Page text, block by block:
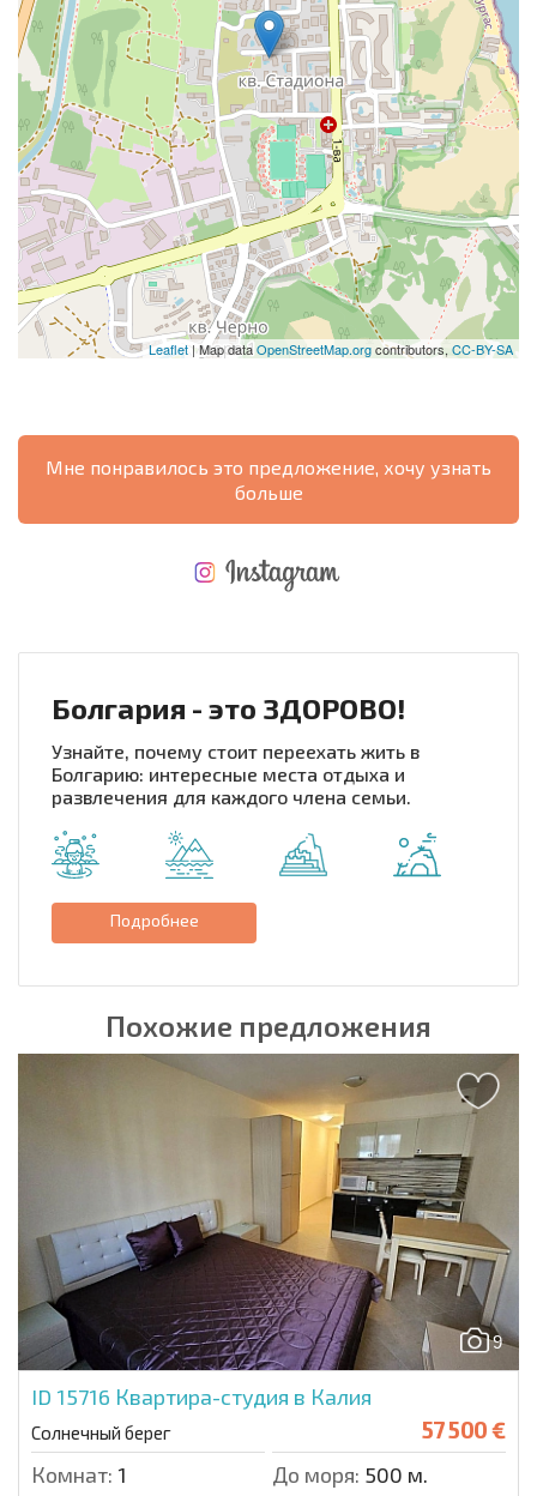
Leaflet | Map dataOpenStreetMap.orgcontributors, CC-BY-SA
Мне понравилось это предложение, хочу узнать
больше
Болгария - это ЗДОРОВО!
Узнайте, почему стоит переехать жить в
Болгарию: интересные места отдыха и
развлечения для каждого члена семьи.
Подробнее
Похожие предложения
9
ID 15716 Квартира-студия в Калия
Солнечный берег 57 500 €
Комнат: 1 До моря: 500 м.